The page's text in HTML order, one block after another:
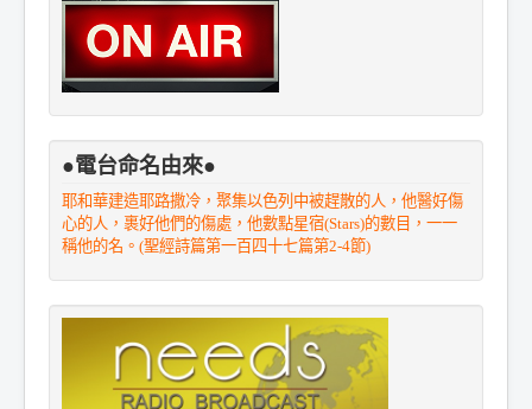
●電台命名由來●
耶和華建造耶路撒冷，聚集以色列中被趕散的人，他醫好傷
心的人，裹好他們的傷處，他數點星宿(Stars)的數目，一一
稱他的名。(聖經詩篇第一百四十七篇第2-4節)